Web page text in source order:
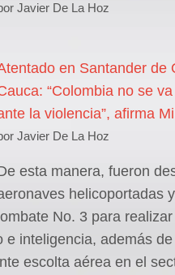
Javier De La Hoz
en Santander de
“Colombia no se
la violencia”, afirma
Javier De La Hoz
esta manera, fueron
helicoportadas
No. 3 para
e inteligencia, además
escolta aérea en el